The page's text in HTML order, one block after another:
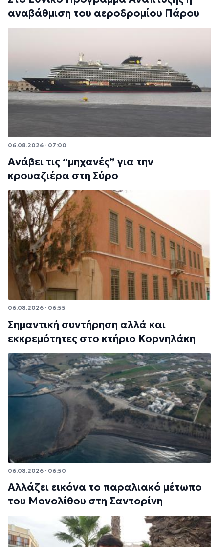
αναβάθμιση του αεροδρομίου Πάρου
06.08.2026 · 07:00
Ανάβει τις “μηχανές” για την
κρουαζιέρα στη Σύρο
06.08.2026 · 06:55
Σημαντική συντήρηση αλλά και
εκκρεμότητες στο κτήριο Κορνηλάκη
06.08.2026 · 06:50
Αλλάζει εικόνα το παραλιακό μέτωπο
του Μονολίθου στη Σαντορίνη